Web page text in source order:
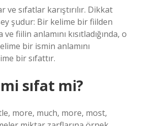
ve sıfatlar karıştırılır. Dikkat
şudur: Bir kelime bir fiilden
ve fiilin anlamını kısıtladığında, o
bir ismin anlamını
bir sıfattır.
sıfat mi?
more, much, more, most,